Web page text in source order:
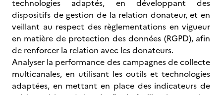
technologies adaptés, en développant des
dispositifs de gestion de la relation donateur, et en
veillant au respect des règlementations en vigueur
en matière de protection des données (RGPD), afin
de renforcer la relation avec les donateurs.
Analyser la performance des campagnes de collecte
multicanales, en utilisant les outils et technologies
adaptées, en mettant en place des indicateurs de